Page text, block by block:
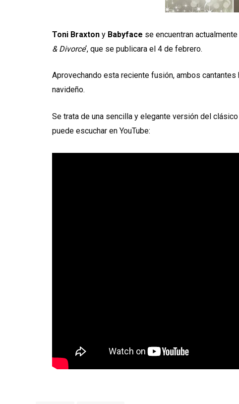
Toni Braxtony Babyface se encuentran
& Divorce‘, que se publicara el 4 de febrero.
Aprovechando esta reciente fusión, ambos
navideño.
Se trata de una sencilla y elegante versión del clásico
puede escuchar en YouTube: